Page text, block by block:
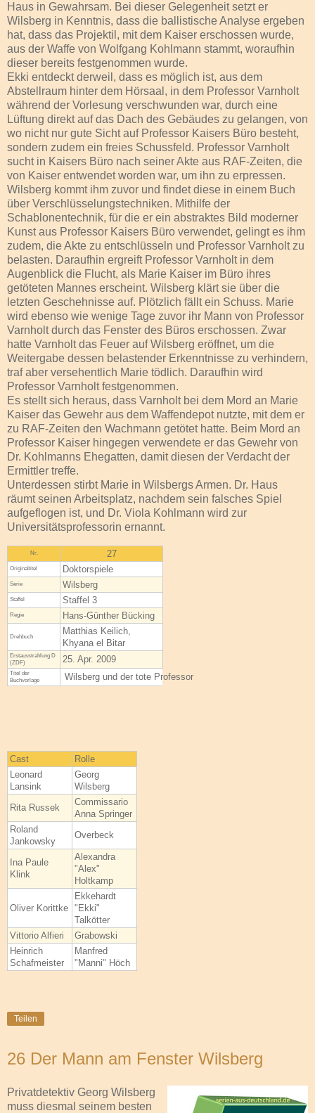
Haus in Gewahrsam. Bei dieser Gelegenheit setzt er
Wilsberg in Kenntnis, dass die ballistische Analyse ergeben
hat, dass das Projektil, mit dem Kaiser erschossen wurde,
aus der Waffe von Wolfgang Kohlmann stammt, woraufhin
dieser bereits festgenommen wurde.
Ekki entdeckt derweil, dass es möglich ist, aus dem
Abstellraum hinter dem Hörsaal, in dem Professor Varnholt
während der Vorlesung verschwunden war, durch eine
Lüftung direkt auf das Dach des Gebäudes zu gelangen, von
wo nicht nur gute Sicht auf Professor Kaisers Büro besteht,
sondern zudem ein freies Schussfeld. Professor Varnholt
sucht in Kaisers Büro nach seiner Akte aus RAF-Zeiten, die
von Kaiser entwendet worden war, um ihn zu erpressen.
Wilsberg kommt ihm zuvor und findet diese in einem Buch
über Verschlüsselungstechniken. Mithilfe der
Schablonentechnik, für die er ein abstraktes Bild moderner
Kunst aus Professor Kaisers Büro verwendet, gelingt es ihm
zudem, die Akte zu entschlüsseln und Professor Varnholt zu
belasten. Daraufhin ergreift Professor Varnholt in dem
Augenblick die Flucht, als Marie Kaiser im Büro ihres
getöteten Mannes erscheint. Wilsberg klärt sie über die
letzten Geschehnisse auf. Plötzlich fällt ein Schuss. Marie
wird ebenso wie wenige Tage zuvor ihr Mann von Professor
Varnholt durch das Fenster des Büros erschossen. Zwar
hatte Varnholt das Feuer auf Wilsberg eröffnet, um die
Weitergabe dessen belastender Erkenntnisse zu verhindern,
traf aber versehentlich Marie tödlich. Daraufhin wird
Professor Varnholt festgenommen.
Es stellt sich heraus, dass Varnholt bei dem Mord an Marie
Kaiser das Gewehr aus dem Waffendepot nutzte, mit dem er
zu RAF-Zeiten den Wachmann getötet hatte. Beim Mord an
Professor Kaiser hingegen verwendete er das Gewehr von
Dr. Kohlmanns Ehegatten, damit diesen der Verdacht der
Ermittler treffe.
Unterdessen stirbt Marie in Wilsbergs Armen. Dr. Haus
räumt seinen Arbeitsplatz, nachdem sein falsches Spiel
aufgeflogen ist, und Dr. Viola Kohlmann wird zur
Universitätsprofessorin ernannt.
Nr. 27
Original­titel Doktorspiele
Serie Wilsberg
Staffel Staffel 3
Regie Hans-Günther Bücking
Drehbuch
Matthias Keilich,
Khyana el Bitar
Erstaus­strahlung D
(ZDF)
25. Apr. 2009
Titel der
Buchvorlage
Wilsberg und der tote Professor
Cast
Rolle
Leonard
Lansink
Georg
Wilsberg
Rita Russek
Commissario
Anna Springer
Roland
Jankowsky
Overbeck
Ina Paule
Klink
Alexandra
"Alex"
Holtkamp
Oliver Korittke
Ekkehardt
"Ekki"
Talkötter
Vittorio Alfieri
Grabowski
Heinrich
Schafmeister
Manfred
"Manni" Höch
Teilen
26 Der Mann am Fenster Wilsberg
Privatdetektiv Georg Wilsberg
muss diesmal seinem besten